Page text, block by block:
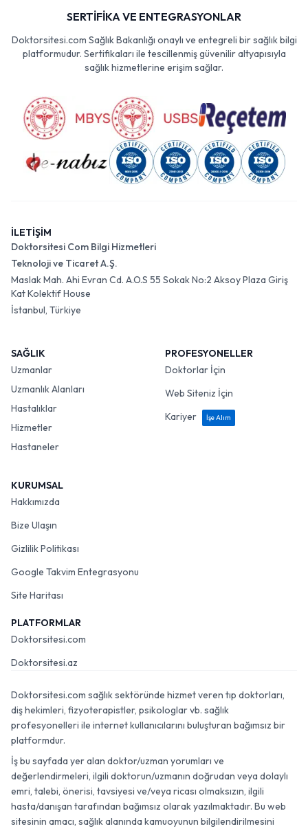
SERTİFİKA VE ENTEGRASYONLAR
Doktorsitesi.com Sağlık Bakanlığı onaylı ve entegreli bir sağlık bilgi
platformudur. Sertifikaları ile tescillenmiş güvenilir altyapısıyla
sağlık hizmetlerine erişim sağlar.
İLETİŞİM
Doktorsitesi Com Bilgi Hizmetleri
Teknoloji ve Ticaret A.Ş.
Maslak Mah. Ahi Evran Cd. A.O.S 55 Sokak No:2 Aksoy Plaza Giriş
Kat Kolektif House
İstanbul, Türkiye
SAĞLIK
Uzmanlar
Uzmanlık Alanları
Hastalıklar
Hizmetler
Hastaneler
PROFESYONELLER
Doktorlar İçin
Web Siteniz İçin
Kariyer
İşe Alım
KURUMSAL
Hakkımızda
Bize Ulaşın
Gizlilik Politikası
Google Takvim Entegrasyonu
Site Haritası
PLATFORMLAR
Doktorsitesi.com
Doktorsitesi.az
Doktorsitesi.com sağlık sektöründe hizmet veren tıp doktorları,
diş hekimleri, fizyoterapistler, psikologlar vb. sağlık
profesyonelleri ile internet kullanıcılarını buluşturan bağımsız bir
platformdur.
İş bu sayfada yer alan doktor/uzman yorumları ve
değerlendirmeleri, ilgili doktorun/uzmanın doğrudan veya dolaylı
emri, talebi, önerisi, tavsiyesi ve/veya ricası olmaksızın, ilgili
hasta/danışan tarafından bağımsız olarak yazılmaktadır. Bu web
sitesinin amacı, sağlık alanında kamuoyunun bilgilendirilmesini